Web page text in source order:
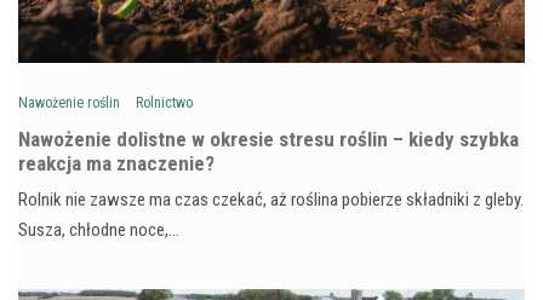
Nawożenie roślin Rolnictwo
Nawożenie dolistne w okresie stresu roślin – kiedy szybka
reakcja ma znaczenie?
Rolnik nie zawsze ma czas czekać, aż roślina pobierze składniki z gleby.
Susza, chłodne noce,…